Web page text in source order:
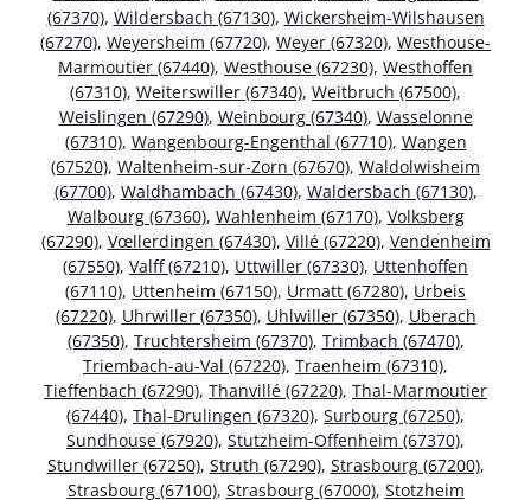
(67370), Wildersbach (67130), Wickersheim-Wilshausen
(67270), Weyersheim (67720), Weyer (67320), Westhouse-
Marmoutier (67440), Westhouse (67230), Westhoffen
(67310), Weiterswiller (67340), Weitbruch (67500),
Weislingen (67290), Weinbourg (67340), Wasselonne
(67310), Wangenbourg-Engenthal (67710), Wangen
(67520), Waltenheim-sur-Zorn (67670), Waldolwisheim
(67700), Waldhambach (67430), Waldersbach (67130),
Walbourg (67360), Wahlenheim (67170), Volksberg
(67290), Vœllerdingen (67430), Villé (67220), Vendenheim
(67550), Valff (67210), Uttwiller (67330), Uttenhoffen
(67110), Uttenheim (67150), Urmatt (67280), Urbeis
(67220), Uhrwiller (67350), Uhlwiller (67350), Uberach
(67350), Truchtersheim (67370), Trimbach (67470),
Triembach-au-Val (67220), Traenheim (67310),
Tieffenbach (67290), Thanvillé (67220), Thal-Marmoutier
(67440), Thal-Drulingen (67320), Surbourg (67250),
Sundhouse (67920), Stutzheim-Offenheim (67370),
Stundwiller (67250), Struth (67290), Strasbourg (67200),
Strasbourg (67100), Strasbourg (67000), Stotzheim